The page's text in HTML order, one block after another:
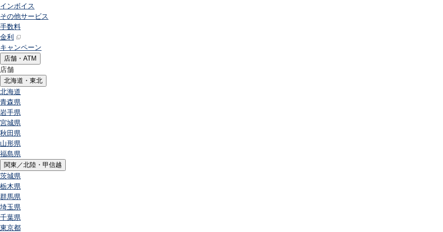
インボイス
その他サービス
手数料
金利
キャンペーン
店舗・ATM
店舗
北海道・東北
北海道
青森県
岩手県
宮城県
秋田県
山形県
福島県
関東／北陸・甲信越
茨城県
栃木県
群馬県
埼玉県
千葉県
東京都